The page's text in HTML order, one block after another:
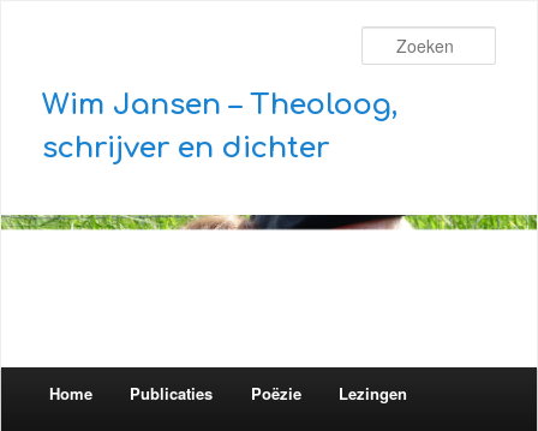
Wim Jansen – Theoloog,
schrijver en dichter
Spring naar de primaire inhoud
Spring naar de secundaire inhoud
Home Publicaties Poëzie Lezingen